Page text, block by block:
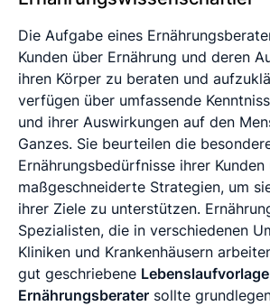
Die Aufgabe eines
Kunden über Ernährung und deren
ihren Körper zu beraten und
verfügen über umfassende
und ihrer Auswirkungen auf den
Ganzes. Sie beurteilen die
Ernährungsbedürfnisse ihrer
maßgeschneiderte Strategien, um
ihrer Ziele zu unterstützen.
Spezialisten, die in verschiedenen
Kliniken und Krankenhäusern
gut geschriebene
Ernährungsberater sollte